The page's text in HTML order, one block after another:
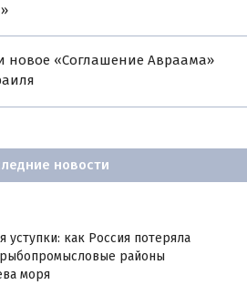
новое «Соглашение Авраама»
новости
уступки: как Россия потеряла
районы
моря